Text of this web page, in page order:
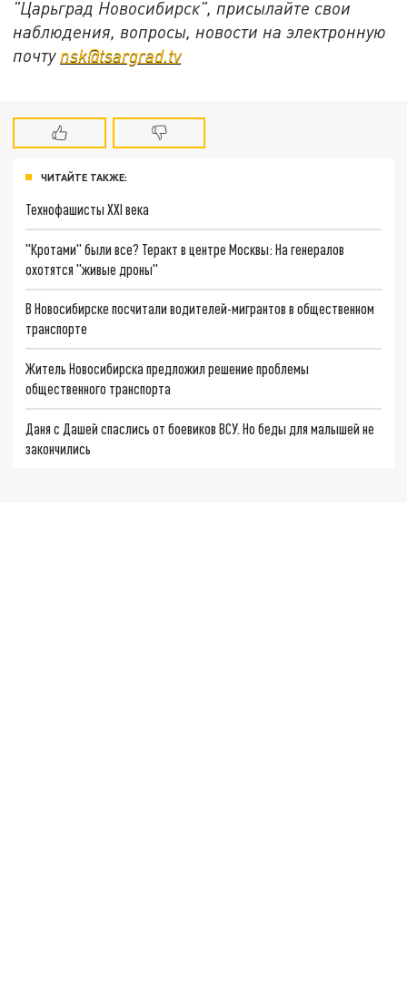
"Царьград Новосибирск", присылайте свои
наблюдения, вопросы, новости на электронную
почту nsk@tsargrad.tv
ЧИТАЙТЕ ТАКЖЕ:
Технофашисты XXI века
"Кротами" были все? Теракт в центре Москвы: На генералов
охотятся "живые дроны"
В Новосибирске посчитали водителей-мигрантов в общественном
транспорте
Житель Новосибирска предложил решение проблемы
общественного транспорта
Даня с Дашей спаслись от боевиков ВСУ. Но беды для малышей не
закончились